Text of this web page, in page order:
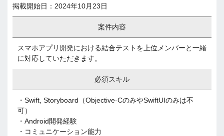
掲載開始日：2024年10月23日
案件内容
スマホアプリ開発における結合テストを上位メンバーと一緒
に対応していただきます。
必須スキル
・Swift, Storyboard（Objective-CのみやSwiftUIのみは不
可）
・Android開発経験
・コミュニケーション能力